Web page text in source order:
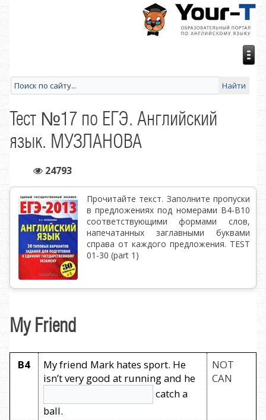
Тест №17 по ЕГЭ. Английский
язык. МУЗЛАНОВА
24793
Прочитайте текст. Заполните пропуски
в предложениях под номерами В4-В10
соответствующими формами слов,
напечатанных заглавными буквами
справа от каждого предложения. TEST
01-30 (part 1)
My Friend
B4
My friend Mark hates sport. He
isn’t very good at running and he
catch a
ball.
NOT
CAN